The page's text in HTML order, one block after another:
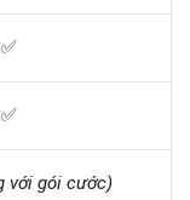
✅
✅
với gói cước)